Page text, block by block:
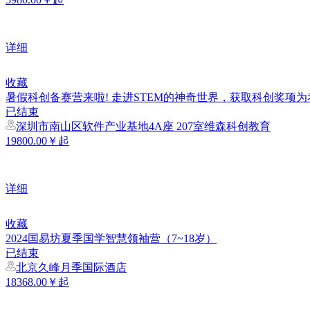
详细
收藏
暑假科创备赛营来啦! 走进STEM的神奇世界，获取科创奖项为
已结束
深圳市南山区软件产业基地4A座 207室维森科创教育
19800.00￥起
详细
收藏
2024国易坊夏季国学智慧领袖营（7~18岁）
已结束
北京久峰月季国际酒店
18368.00￥起